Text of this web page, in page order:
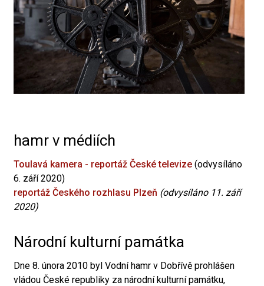
hamr v médiích
Toulavá kamera - reportáž České televize (odvysíláno
6. září 2020)
reportáž Českého rozhlasu Plzeň (odvysíláno 11. září
2020)
Národní kulturní památka
Dne 8. února 2010 byl Vodní hamr v Dobřívě prohlášen
vládou České republiky za národní kulturní památku,